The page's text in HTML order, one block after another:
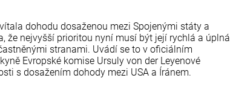
dohodu dosaženou mezi Spojenými státy a
že nejvyšší prioritou nyní musí být její rychlá a úplná
stranami. Uvádí se to v oficiálním
Evropské komise Ursuly von der Leyenové
s dosažením dohody mezi USA a Íránem.